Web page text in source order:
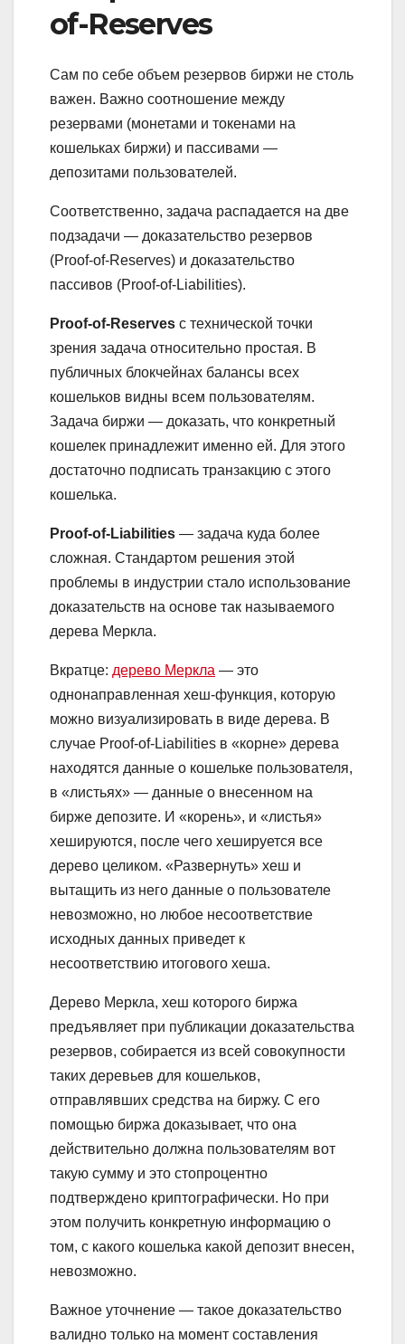
of-Reserves
Сам по себе объем резервов биржи не столь
важен. Важно соотношение между
резервами (монетами и токенами на
кошельках биржи) и пассивами —
депозитами пользователей.
Соответственно, задача распадается на две
подзадачи — доказательство резервов
(Proof-of-Reserves) и доказательство
пассивов (Proof-of-Liabilities).
Proof-of-Reserves с технической точки
зрения задача относительно простая. В
публичных блокчейнах балансы всех
кошельков видны всем пользователям.
Задача биржи — доказать, что конкретный
кошелек принадлежит именно ей. Для этого
достаточно подписать транзакцию с этого
кошелька.
Proof-of-Liabilities — задача куда более
сложная. Стандартом решения этой
проблемы в индустрии стало использование
доказательств на основе так называемого
дерева Меркла.
Вкратце: дерево Меркла — это
однонаправленная хеш-функция, которую
можно визуализировать в виде дерева. В
случае Proof-of-Liabilities в «корне» дерева
находятся данные о кошельке пользователя,
в «листьях» — данные о внесенном на
бирже депозите. И «корень», и «листья»
хешируются, после чего хешируется все
дерево целиком. «Развернуть» хеш и
вытащить из него данные о пользователе
невозможно, но любое несоответствие
исходных данных приведет к
несоответствию итогового хеша.
Дерево Меркла, хеш которого биржа
предъявляет при публикации доказательства
резервов, собирается из всей совокупности
таких деревьев для кошельков,
отправлявших средства на биржу. С его
помощью биржа доказывает, что она
действительно должна пользователям вот
такую сумму и это стопроцентно
подтверждено криптографически. Но при
этом получить конкретную информацию о
том, с какого кошелька какой депозит внесен,
невозможно.
Важное уточнение — такое доказательство
валидно только на момент составления